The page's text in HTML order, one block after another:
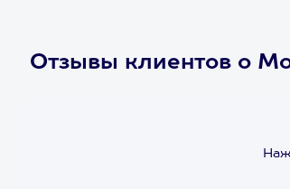
Отзывы клиентов о